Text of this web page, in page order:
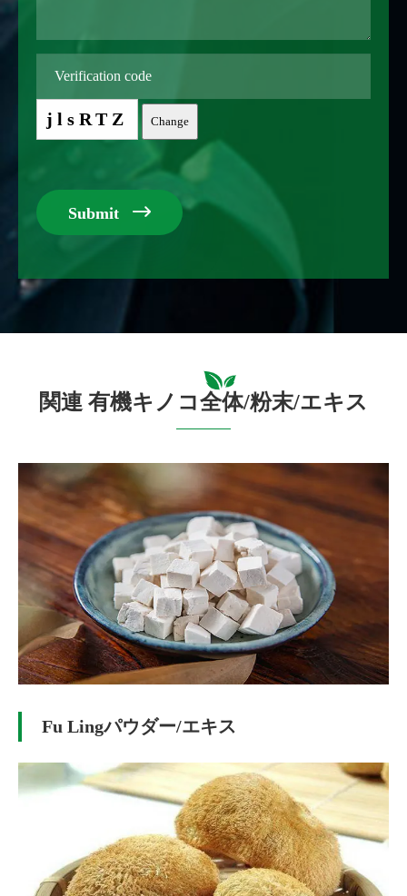
jlsRTZ Change
Submit 
関連 有機キノコ全体/粉末/エキス
Fu Lingパウダー/エキス